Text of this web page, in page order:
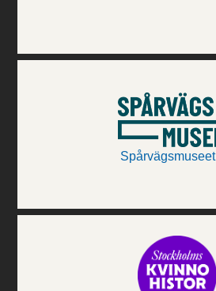
Spårvägsmuseet